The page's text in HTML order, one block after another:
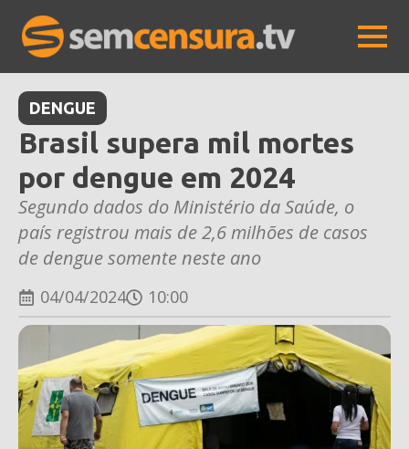
DENGUE
Brasil supera mil mortes
por dengue em 2024
Segundo dados do Ministério da Saúde, o
país registrou mais de 2,6 milhões de casos
de dengue somente neste ano
04/04/2024 10:00